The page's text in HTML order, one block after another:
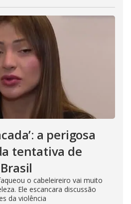
a perigosa
tentativa de
o cabeleireiro vai muito
Ele escancara discussão
da violência